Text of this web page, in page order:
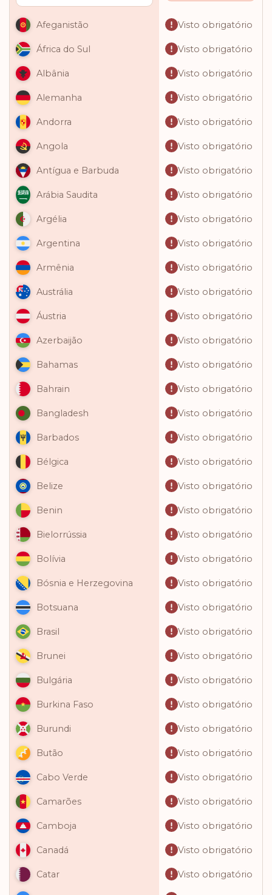
Afeganistão Visto obrigatório
África do Sul Visto obrigatório
Albânia Visto obrigatório
Alemanha Visto obrigatório
Andorra Visto obrigatório
Angola Visto obrigatório
Antígua e Barbuda Visto obrigatório
Arábia Saudita Visto obrigatório
Argélia Visto obrigatório
Argentina Visto obrigatório
Armênia Visto obrigatório
Austrália Visto obrigatório
Áustria Visto obrigatório
Azerbaijão Visto obrigatório
Bahamas Visto obrigatório
Bahrain Visto obrigatório
Bangladesh Visto obrigatório
Barbados Visto obrigatório
Bélgica Visto obrigatório
Belize Visto obrigatório
Benin Visto obrigatório
Bielorrússia Visto obrigatório
Bolívia Visto obrigatório
Bósnia e Herzegovina Visto obrigatório
Botsuana Visto obrigatório
Brasil Visto obrigatório
Brunei Visto obrigatório
Bulgária Visto obrigatório
Burkina Faso Visto obrigatório
Burundi Visto obrigatório
Butão Visto obrigatório
Cabo Verde Visto obrigatório
Camarões Visto obrigatório
Camboja Visto obrigatório
Canadá Visto obrigatório
Catar Visto obrigatório